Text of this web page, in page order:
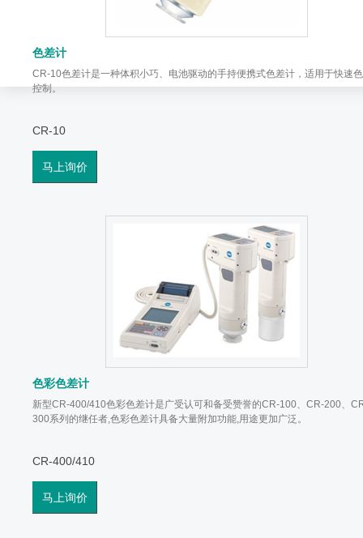
色差计
CR-10色差计是一种体积小巧、电池驱动的手持便携式色差计，适用于快速
控制。
CR-10
马上询价
色彩色差计
新型CR-400/410色彩色差计是广受认可和备受赞誉的CR-100、CR-200、
300系列的继任者,色彩色差计具备大量附加功能,用途更加广泛。
CR-400/410
马上询价